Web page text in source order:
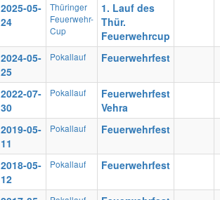
2025-05-
24
Thüringer
Feuerwehr-
Cup
1. Lauf des
Thür.
Feuerwehrcup
2024-05-
25
Pokallauf Feuerwehrfest
2022-07-
30
Pokallauf
Feuerwehrfest
Vehra
2019-05-
11
Pokallauf Feuerwehrfest
2018-05-
12
Pokallauf Feuerwehrfest